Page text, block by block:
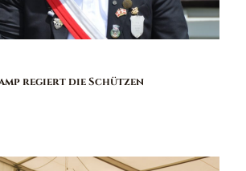
regiert die Schützen